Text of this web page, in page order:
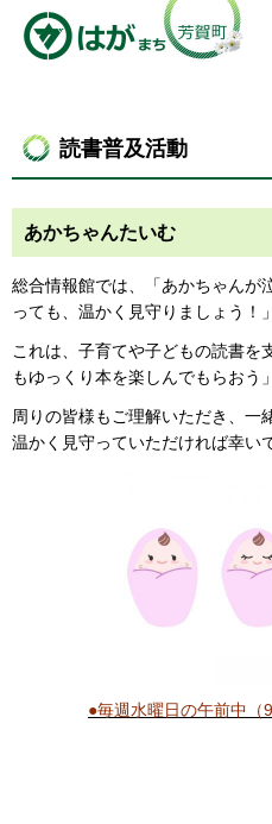
読書普及活動
あかちゃんたいむ
総合情報館では、「あかちゃんが
っても、温かく見守りましょう！
これは、子育てや子どもの読書を
もゆっくり本を楽しんでもらおう
周りの皆様もご理解いただき、一
温かく見守っていただければ幸い
●毎週水曜日の午前中（